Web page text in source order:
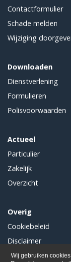
Wij gebruiken
Contactformulier
Schade melden
Wijziging
Downloaden
Dienstverlening
Formulieren
Polisvoorwaarden
Actueel
Particulier
Zakelijk
Overzicht
Overig
Cookiebeleid
Disclaimer
Privacy